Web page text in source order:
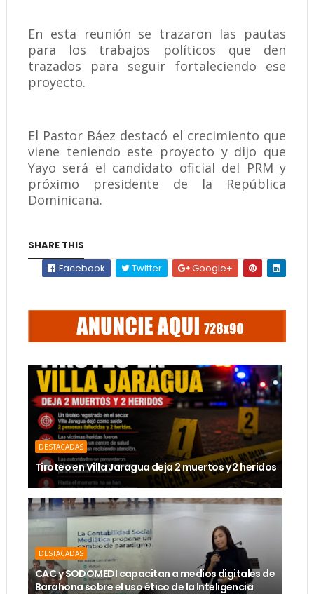
En esta reunión se trazaron las pautas
para los trabajos políticos que den
trazados para seguir fortaleciendo ese
proyecto.
El Pastor Báez destacó el crecimiento que
viene teniendo este proyecto y dijo que
Yayo será el candidato oficial del PRM y
próximo presidente de la República
Dominicana.
SHARE THIS
Facebook
Twitter Google+
DESTACADAS
Tiroteo en Villa Jaragua deja 2 muertos y 2 heridos
DESTACADAS
CAC y SODOMEDI capacitan a medios digitales de
Barahona sobre el uso ético de la Inteligencia